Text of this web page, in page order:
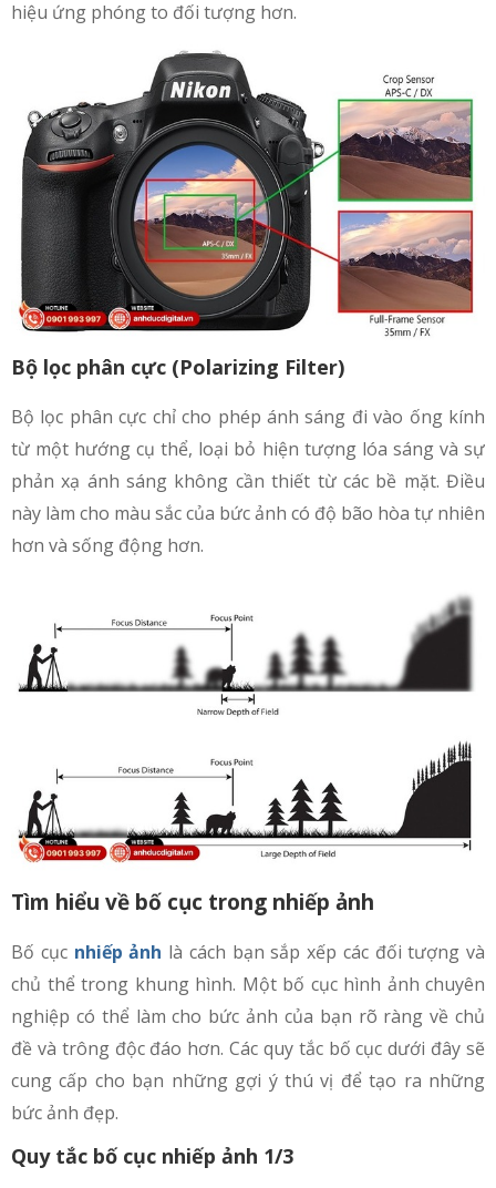
hiệu ứng phóng to đối tượng hơn.
Bộ lọc phân cực (Polarizing Filter)
Bộ lọc phân cực chỉ cho phép ánh sáng đi vào ống kính
từ một hướng cụ thể, loại bỏ hiện tượng lóa sáng và sự
phản xạ ánh sáng không cần thiết từ các bề mặt. Điều
này làm cho màu sắc của bức ảnh có độ bão hòa tự nhiên
hơn và sống động hơn.
Tìm hiểu về bố cục trong nhiếp ảnh
Bố cục nhiếp ảnh là cách bạn sắp xếp các đối tượng và
chủ thể trong khung hình. Một bố cục hình ảnh chuyên
nghiệp có thể làm cho bức ảnh của bạn rõ ràng về chủ
đề và trông độc đáo hơn. Các quy tắc bố cục dưới đây sẽ
cung cấp cho bạn những gợi ý thú vị để tạo ra những
bức ảnh đẹp.
Quy tắc bố cục nhiếp ảnh 1/3